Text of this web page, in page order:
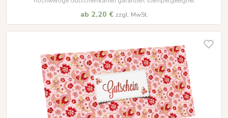
ab 2,20 € zzgl. MwSt.